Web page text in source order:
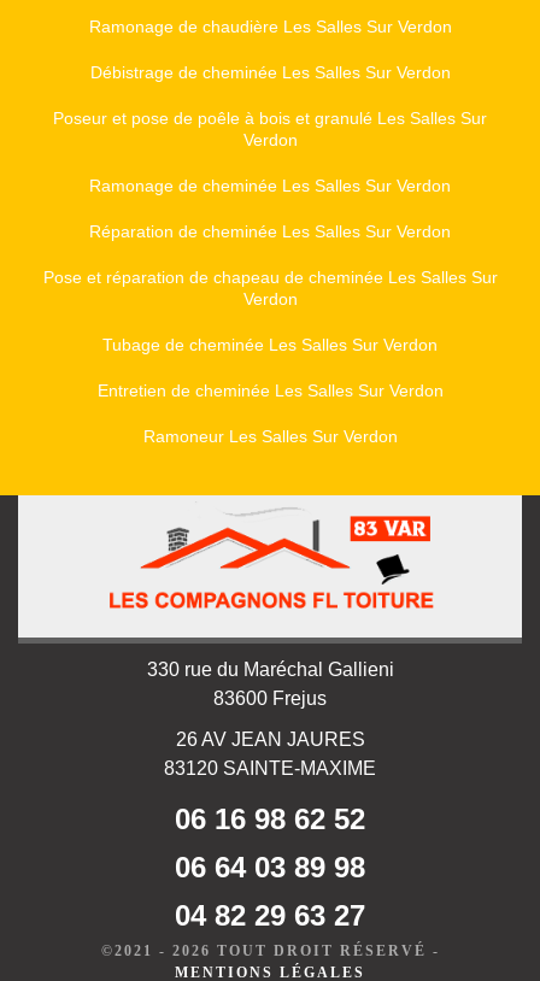
Ramonage de chaudière Les Salles Sur Verdon
Débistrage de cheminée Les Salles Sur Verdon
Poseur et pose de poêle à bois et granulé Les Salles Sur
Verdon
Ramonage de cheminée Les Salles Sur Verdon
Réparation de cheminée Les Salles Sur Verdon
Pose et réparation de chapeau de cheminée Les Salles Sur
Verdon
Tubage de cheminée Les Salles Sur Verdon
Entretien de cheminée Les Salles Sur Verdon
Ramoneur Les Salles Sur Verdon
330 rue du Maréchal Gallieni
83600 Frejus
26 AV JEAN JAURES
83120 SAINTE-MAXIME
06 16 98 62 52
06 64 03 89 98
04 82 29 63 27
©2021 - 2026 TOUT DROIT RÉSERVÉ -
MENTIONS LÉGALES